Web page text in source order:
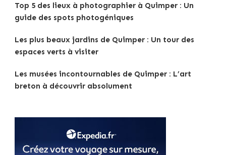
Top 5 des lieux à photographier à Quimper : Un
guide des spots photogéniques
Les plus beaux jardins de Quimper : Un tour des
espaces verts à visiter
Les musées incontournables de Quimper : L’art
breton à découvrir absolument